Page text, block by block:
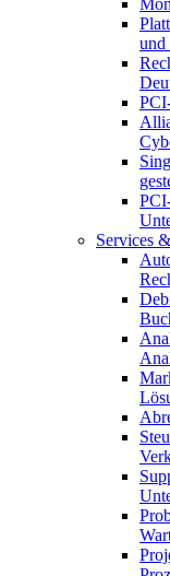
und
Services